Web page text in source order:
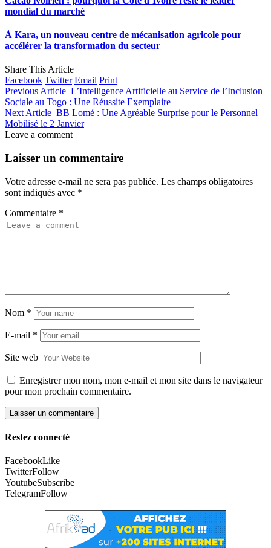
mondial du marché
À Kara, un nouveau centre de mécanisation agricole pour
accélérer la transformation du secteur
Share This Article
Facebook Twitter Email Print
Previous Article L’Intelligence Artificielle au Service de l’Inclusion
Sociale au Togo : Une Réussite Exemplaire
Next Article BB Lomé : Une Agréable Surprise pour le Personnel
Mobilisé le 2 Janvier
Leave a comment
Laisser un commentaire
Votre adresse e-mail ne sera pas publiée. Les champs obligatoires
sont indiqués avec *
Commentaire *
Nom *
E-mail *
Site web
Enregistrer mon nom, mon e-mail et mon site dans le navigateur
pour mon prochain commentaire.
Restez connecté
FacebookLike
TwitterFollow
YoutubeSubscribe
TelegramFollow